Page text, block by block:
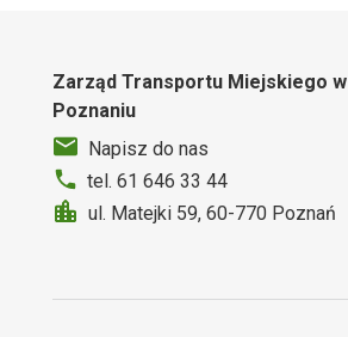
Zarząd Transportu Miejskiego w
Poznaniu
Napisz do nas
tel. 61 646 33 44
ul. Matejki 59, 60-770 Poznań